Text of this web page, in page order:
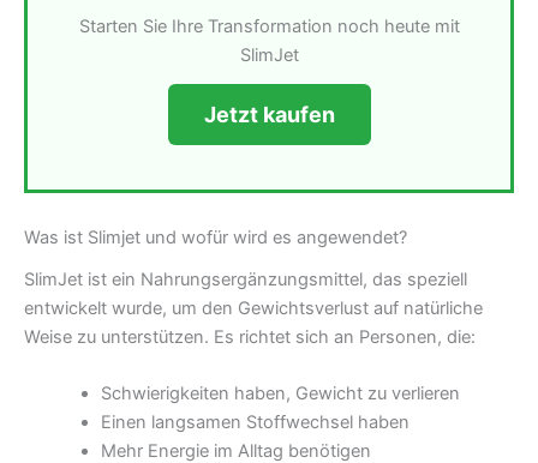
Starten Sie Ihre Transformation noch heute mit
SlimJet
Jetzt kaufen
Was ist Slimjet und wofür wird es angewendet?
SlimJet ist ein Nahrungsergänzungsmittel, das speziell
entwickelt wurde, um den Gewichtsverlust auf natürliche
Weise zu unterstützen. Es richtet sich an Personen, die:
Schwierigkeiten haben, Gewicht zu verlieren
Einen langsamen Stoffwechsel haben
Mehr Energie im Alltag benötigen